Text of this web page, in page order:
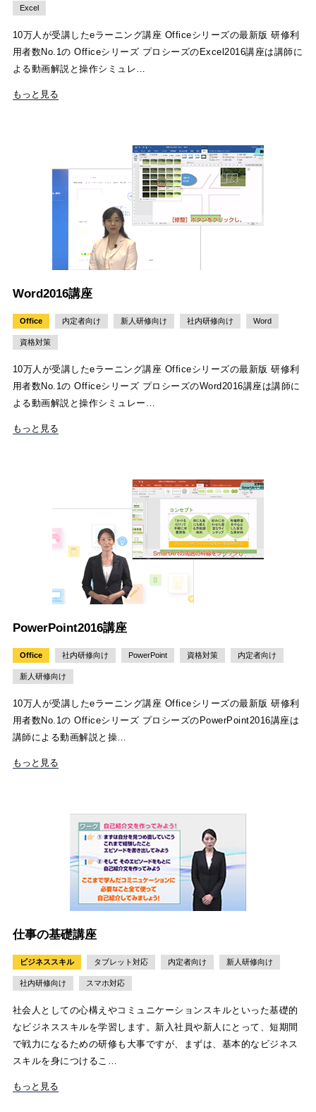
Excel
10万人が受講したeラーニング講座 Officeシリーズの最新版 研修利
用者数No.1の Officeシリーズ プロシーズのExcel2016講座は講師に
よる動画解説と操作シミュレ…
もっと見る
Word2016講座
Office 内定者向け 新人研修向け 社内研修向け Word
資格対策
10万人が受講したeラーニング講座 Officeシリーズの最新版 研修利
用者数No.1の Officeシリーズ プロシーズのWord2016講座は講師に
よる動画解説と操作シミュレー…
もっと見る
PowerPoint2016講座
Office 社内研修向け PowerPoint 資格対策 内定者向け
新人研修向け
10万人が受講したeラーニング講座 Officeシリーズの最新版 研修利
用者数No.1の Officeシリーズ プロシーズのPowerPoint2016講座は
講師による動画解説と操…
もっと見る
仕事の基礎講座
ビジネススキル タブレット対応 内定者向け 新人研修向け
社内研修向け スマホ対応
社会人としての心構えやコミュニケーションスキルといった基礎的
なビジネススキルを学習します。新入社員や新人にとって、短期間
で戦力になるための研修も大事ですが、まずは、基本的なビジネス
スキルを身につけるこ…
もっと見る